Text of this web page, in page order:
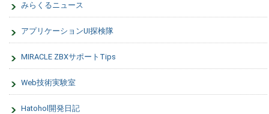
みらくるニュース
アプリケーションUI探検隊
MIRACLE ZBXサポートTips
Web技術実験室
Hatohol開発日記